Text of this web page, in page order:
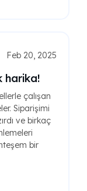
Feb 20, 2025
harika!
çalışan
Siparişimi
ve birkaç
bir